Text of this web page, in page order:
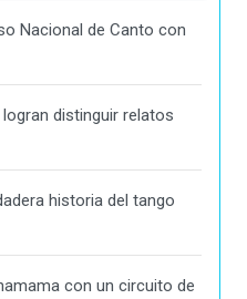
Nacional de Canto con
distinguir relatos
historia del tango
con un circuito de